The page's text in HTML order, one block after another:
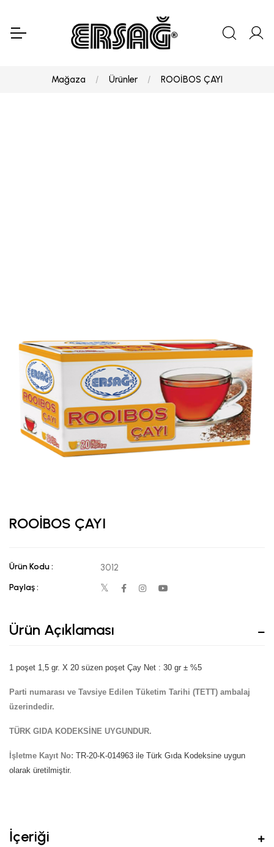
Mağaza Ürünler ROOİBOS ÇAYI
ROOİBOS ÇAYI
Ürün Kodu : 3012
Paylaş :
Ürün Açıklaması
1 poşet 1,5 gr. X 20 süzen poşet Çay Net : 30 gr ± %5
Parti numarası ve Tavsiye Edilen Tüketim Tarihi (TETT) ambalaj
üzerindedir.
TÜRK GIDA KODEKSİNE UYGUNDUR.
İşletme Kayıt No: TR-20-K-014963 ile Türk Gıda Kodeksine uygun
olarak üretilmiştir.
İçeriği